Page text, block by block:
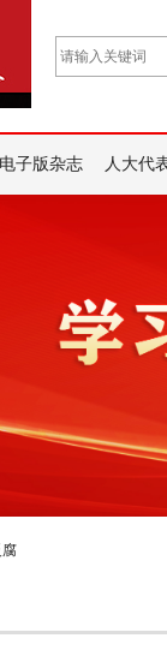
电子版杂志 人大代